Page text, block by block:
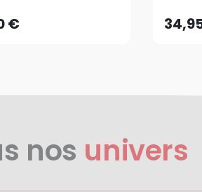
€ AU PANIER
nos univers